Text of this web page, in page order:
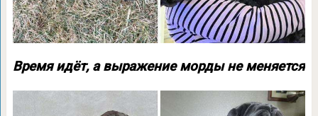
Время идёт, а выражение морды не меняется